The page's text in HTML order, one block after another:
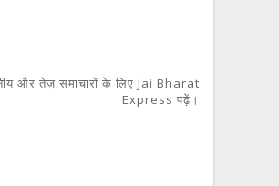
और तेज़ समाचारों के लिए Jai Bharat
Express पढ़ें।